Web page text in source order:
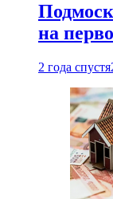
на
2 года спустя